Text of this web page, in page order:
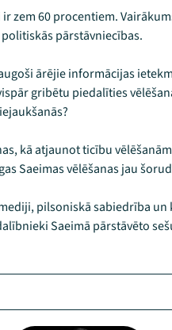
zem 60 procentiem.
pārstāvniecības.
ārējie informācijas
gribētu piedalīties
kā atjaunot ticību
Saeimas vēlēšanas jau
pilsoniskā sabiedrība un
Saeimā pārstāvēto